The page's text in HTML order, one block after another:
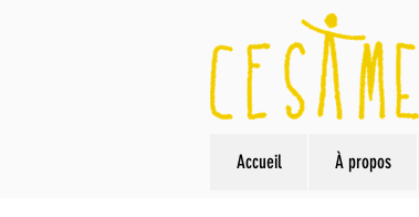
Accueil À propos